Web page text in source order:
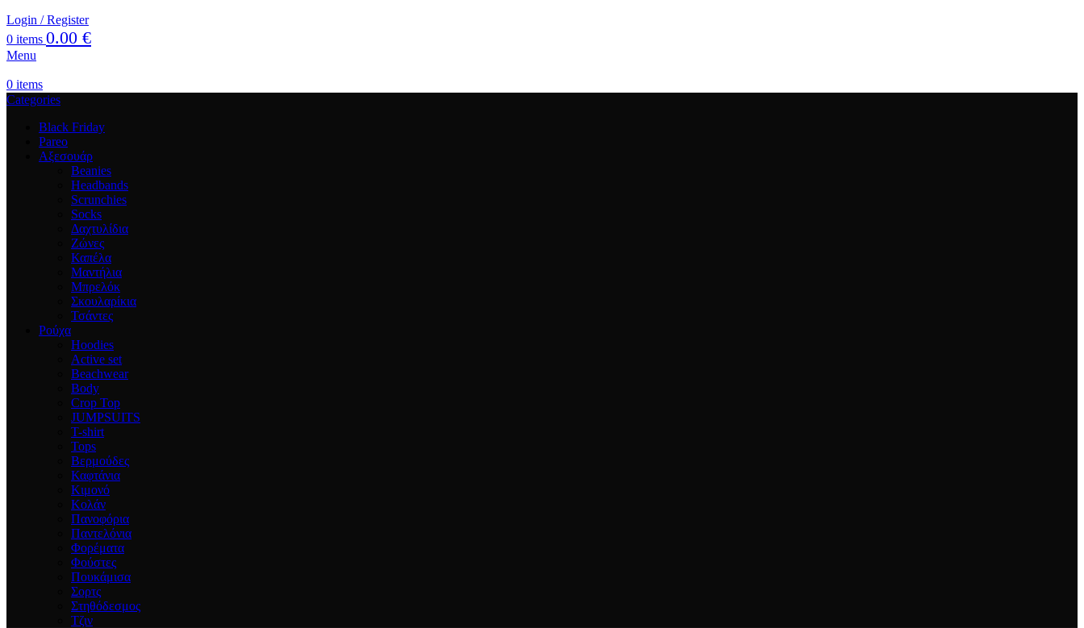
Login / Register
0 items 0.00 €
Menu
0 items
Categories
Black Friday
Pareo
Αξεσουάρ
Beanies
Headbands
Scrunchies
Socks
Δαχτυλίδια
Ζώνες
Καπέλα
Μαντήλια
Μπρελόκ
Σκουλαρίκια
Τσάντες
Ρούχα
Hoodies
Active set
Beachwear
Body
Crop Top
JUMPSUITS
T-shirt
Tops
Βερμούδες
Καφτάνια
Κιμονό
Κολάν
Πανοφόρια
Παντελόνια
Φορέματα
Φούστες
Πουκάμισα
Σορτς
Στηθόδεσμος
Τζιν